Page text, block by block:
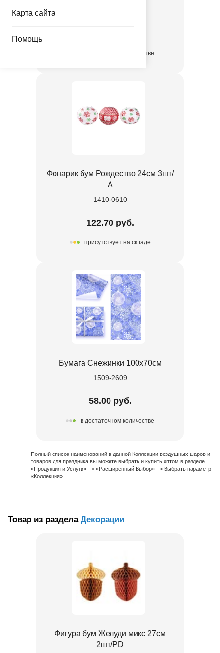
Карта сайта
Помощь
в достаточном количестве
Фонарик бум Рождество 24см 3шт/
А
1410-0610
122.70 руб.
присутствует на складе
Бумага Снежинки 100х70см
1509-2609
58.00 руб.
в достаточном количестве
Полный список наименований в данной Коллекции воздушных шаров и
товаров для праздника вы можете выбрать и купить оптом в разделе
«Продукция и Услуги» - > «Расширенный Выбор» - > Выбрать параметр
«Коллекция»
Товар из раздела Декорации
Фигура бум Желуди микс 27см
2шт/PD